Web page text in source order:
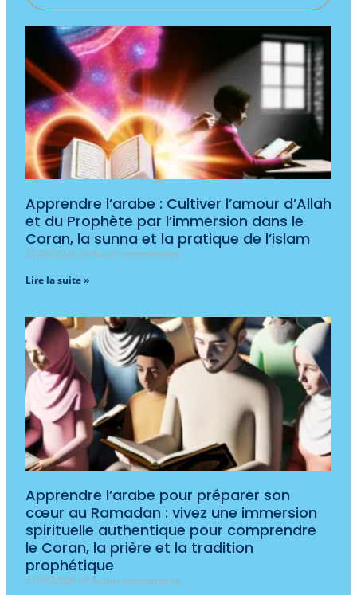
Apprendre l’arabe : Cultiver l’amour d’Allah
et du Prophète par l’immersion dans le
Coran, la sunna et la pratique de l’islam
21/03/2026
Aucun commentaire
Lire la suite »
Apprendre l’arabe pour préparer son
cœur au Ramadan : vivez une immersion
spirituelle authentique pour comprendre
le Coran, la prière et la tradition
prophétique
21/03/2026
Aucun commentaire